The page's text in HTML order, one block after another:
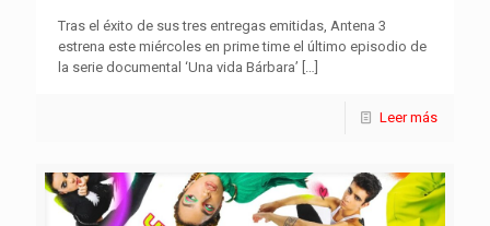
Tras el éxito de sus tres entregas emitidas, Antena 3
estrena este miércoles en prime time el último episodio de
la serie documental ‘Una vida Bárbara’ […]
Leer más